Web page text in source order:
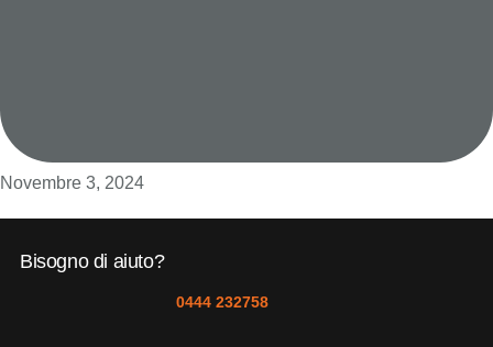
Novembre 3, 2024
Bisogno di aiuto?
0444 232758